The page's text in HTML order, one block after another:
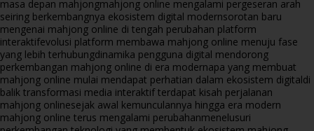
masa depan mahjongmahjong online mengalami pergeseran arah
seiring berkembangnya ekosistem digital modernsorotan baru
mengenai mahjong online di tengah perubahan platform
interaktifevolusi platform membawa mahjong online menuju fase
yang lebih terhubungdinamika pengguna digital mendorong
perkembangan mahjong online di era modernapa yang membuat
mahjong online mulai mendapat perhatian dalam ekosistem digitaldi
balik transformasi media interaktif terdapat kisah perjalanan
mahjong onlinesejak awal kemunculannya hingga era modern
mahjong online terus mengalami perubahanmenelusuri